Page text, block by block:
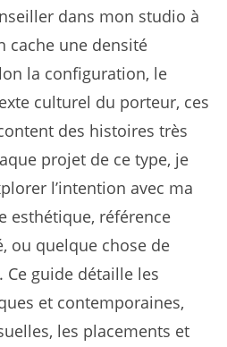
dans mon studio à
cache une densité
la configuration, le
culturel du porteur, ces
des histoires très
projet de ce type, je
l’intention avec ma
esthétique, référence
ou quelque chose de
guide détaille les
et contemporaines,
les placements et